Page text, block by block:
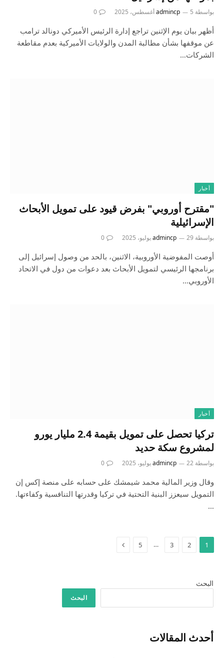
بواسطة admincp 5 أغسطس، 2025 0
أظهر بيان يوم الإثنين تراجع إدارة الرئيس الأميركي دونالد ترامب
عن موقفها بشأن مطالبة المدن والولايات الأميركية بعدم مقاطعة
الشركات…
أخبار
"مقترح أوروبي" بفرض قيود على تمويل الأبحاث
الإسرائيلية
بواسطة admincp 29 يوليو، 2025 0
أوصت المفوضية الأوروبية، الاثنين، بالحد من وصول إسرائيل إلى
برنامجها الرئيسي لتمويل الأبحاث بعد دعوات من دول في الاتحاد
الأوروبي…
أخبار
تركيا تحصل على تمويل بقيمة 2.4 مليار يورو
لمشروع سكة حديد
بواسطة admincp 22 يوليو، 2025 0
وقال وزير المالية محمد شيمشك على حسابه على منصة إكس إن
التمويل سيعزز البنية التحتية في تركيا وقدرتها التنافسية وكفاءتها.
…
1
2
3
…
5 التالي
البحث
البحث
أحدث المقالات